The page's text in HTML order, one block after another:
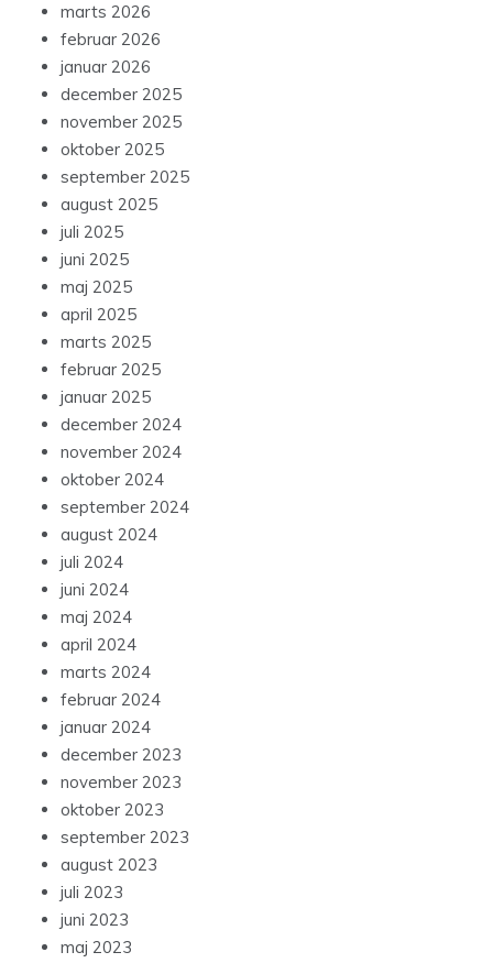
marts 2026
februar 2026
januar 2026
december 2025
november 2025
oktober 2025
september 2025
august 2025
juli 2025
juni 2025
maj 2025
april 2025
marts 2025
februar 2025
januar 2025
december 2024
november 2024
oktober 2024
september 2024
august 2024
juli 2024
juni 2024
maj 2024
april 2024
marts 2024
februar 2024
januar 2024
december 2023
november 2023
oktober 2023
september 2023
august 2023
juli 2023
juni 2023
maj 2023